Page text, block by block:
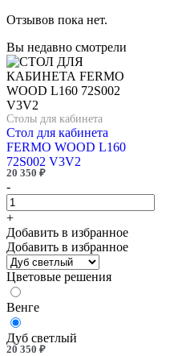
Отзывов пока нет.
Вы недавно смотрели
Столы для кабинета
Стол для кабинета
FERMO WOOD L160
72S002 V3V2
20 350 ₽
-
+
Добавить в избранное
Добавить в избранное
Цветовые решения
Венге
Дуб светлый
20 350 ₽